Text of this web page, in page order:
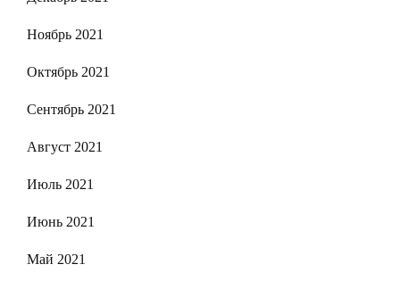
Ноябрь 2021
Октябрь 2021
Сентябрь 2021
Август 2021
Июль 2021
Июнь 2021
Май 2021